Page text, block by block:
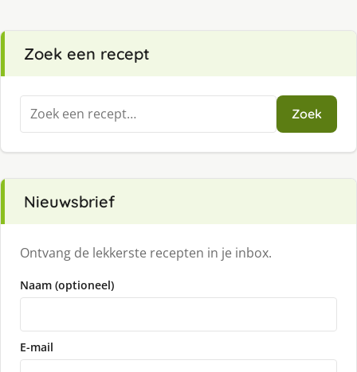
Zoek een recept
Zoeken
naar:
Zoek
Nieuwsbrief
Ontvang de lekkerste recepten in je inbox.
Naam (optioneel)
E-mail